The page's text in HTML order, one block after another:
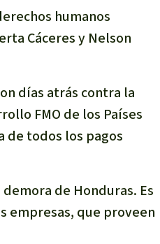
humanos
Cáceres y Nelson
días atrás contra la
FMO de los Países
de todos los pagos
de Honduras. Es
empresas, que proveen